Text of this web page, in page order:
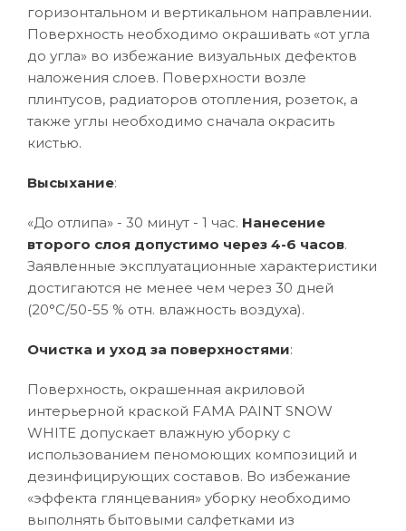
горизонтальном и вертикальном направлении.
Поверхность необходимо окрашивать «от угла
до угла» во избежание визуальных дефектов
наложения слоев. Поверхности возле
плинтусов, радиаторов отопления, розеток, а
также углы необходимо сначала окрасить
кистью.
Высыхание:
«До отлипа» - 30 минут - 1 час. Нанесение
второго слоя допустимо через 4-6 часов.
Заявленные эксплуатационные характеристики
достигаются не менее чем через 30 дней
(20°C/50-55 % отн. влажность воздуха).
Очистка и уход за поверхностями:
Поверхность, окрашенная акриловой
интерьерной краской FAMA PAINT SNOW
WHITE допускает влажную уборку с
использованием пеномоющих композиций и
дезинфицирующих составов. Во избежание
«эффекта глянцевания» уборку необходимо
выполнять бытовыми салфетками из